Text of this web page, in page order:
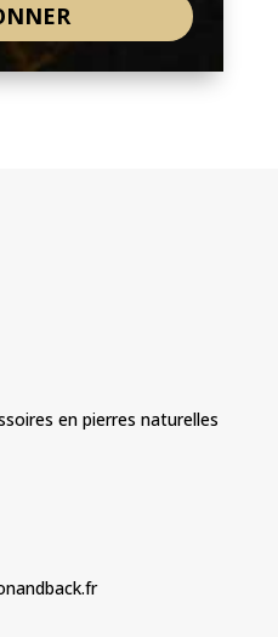
en pierres naturelles